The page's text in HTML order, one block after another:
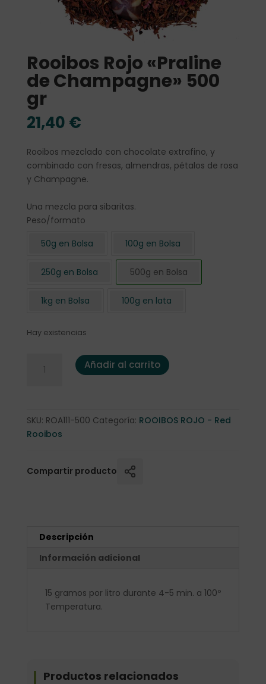
Rooibos Rojo «Praline
de Champagne» 500
gr
21,40 €
Rooibos mezclado con chocolate extrafino, y
combinado con fresas, almendras, pétalos de rosa
y Champagne.
Una mezcla para sibaritas.
Peso/formato
50g en Bolsa
100g en Bolsa
250g en Bolsa 500g en Bolsa
1kg en Bolsa 100g en lata
Hay existencias
Rooibos Rojo "Praline de Champagne" 500 gr cantidad
Añadir al carrito
SKU: ROA111-500 Categoría: ROOIBOS ROJO - Red
Rooibos
Compartir producto
Descripción
Información adicional
15 gramos por litro durante 4-5 min. a 100º
Temperatura.
Productos relacionados